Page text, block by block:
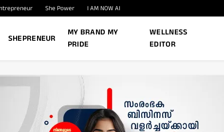
She Power I AM NOW AI
SHEPRENEUR
MY BRAND MY
PRIDE
WELLNESS
EDITOR